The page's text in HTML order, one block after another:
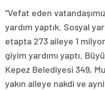
“Vefat eden
yardım yaptık. Sosyal
etapta 273 aileye 1
giyim yardımı yaptı.
Kepez Belediyesi 349,
yakın aileye nakdi ve